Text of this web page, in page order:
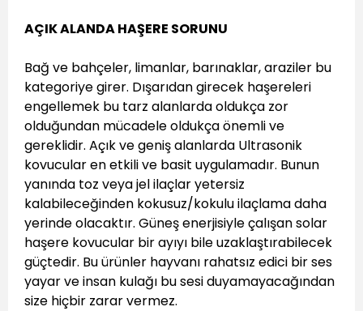
AÇIK ALANDA HAŞERE SORUNU
Bağ ve bahçeler, limanlar, barınaklar, araziler bu
kategoriye girer. Dışarıdan girecek haşereleri
engellemek bu tarz alanlarda oldukça zor
olduğundan mücadele oldukça önemli ve
gereklidir. Açık ve geniş alanlarda Ultrasonik
kovucular en etkili ve basit uygulamadır. Bunun
yanında toz veya jel ilaçlar yetersiz
kalabileceğinden kokusuz/kokulu ilaçlama daha
yerinde olacaktır. Güneş enerjisiyle çalışan solar
haşere kovucular bir ayıyı bile uzaklaştırabilecek
güçtedir. Bu ürünler hayvanı rahatsız edici bir ses
yayar ve insan kulağı bu sesi duyamayacağından
size hiçbir zarar vermez.